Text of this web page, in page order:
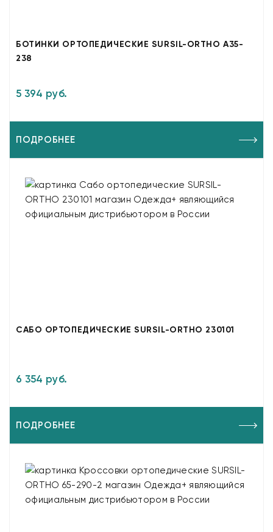
БОТИНКИ ОРТОПЕДИЧЕСКИЕ SURSIL-ORTHO A35-
238
5 394 руб.
ПОДРОБНЕЕ
САБО ОРТОПЕДИЧЕСКИЕ SURSIL-ORTHO 230101
6 354 руб.
ПОДРОБНЕЕ